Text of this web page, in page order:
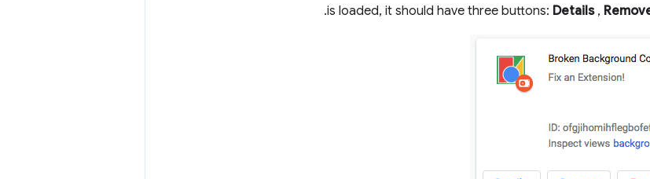
is loaded, it should have three buttons: Details,